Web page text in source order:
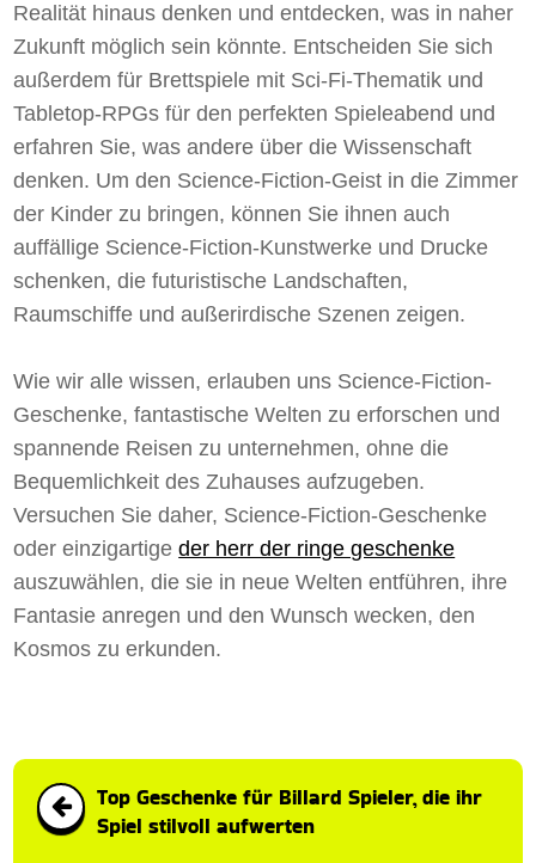
Realität hinaus denken und entdecken, was in naher
Zukunft möglich sein könnte. Entscheiden Sie sich
außerdem für Brettspiele mit Sci-Fi-Thematik und
Tabletop-RPGs für den perfekten Spieleabend und
erfahren Sie, was andere über die Wissenschaft
denken. Um den Science-Fiction-Geist in die Zimmer
der Kinder zu bringen, können Sie ihnen auch
auffällige Science-Fiction-Kunstwerke und Drucke
schenken, die futuristische Landschaften,
Raumschiffe und außerirdische Szenen zeigen.
Wie wir alle wissen, erlauben uns Science-Fiction-
Geschenke, fantastische Welten zu erforschen und
spannende Reisen zu unternehmen, ohne die
Bequemlichkeit des Zuhauses aufzugeben.
Versuchen Sie daher, Science-Fiction-Geschenke
oder einzigartigeder herr der ringe geschenke
auszuwählen, die sie in neue Welten entführen, ihre
Fantasie anregen und den Wunsch wecken, den
Kosmos zu erkunden.
Top Geschenke für Billard Spieler, die ihr
Spiel stilvoll aufwerten